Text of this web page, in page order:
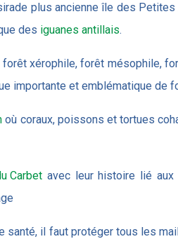
plus ancienne île des
des iguanes antillais.
xérophile, forêt mésophile,
importante et emblématique
où coraux, poissons et tortues
Carbet avec leur histoire lié aux
il faut protéger tous les